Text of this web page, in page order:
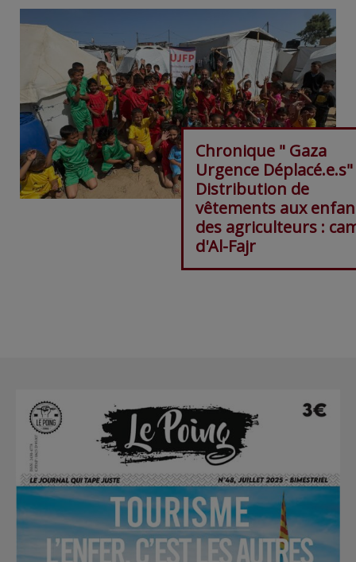
Chronique " Gaza
Urgence
Distribution de
vêtements aux
des agriculteurs :
d'Al-Fajr